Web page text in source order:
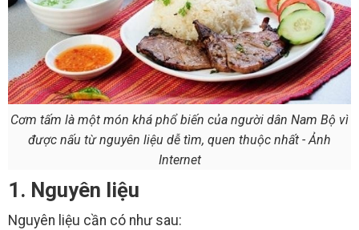
Cơm tấm là một món khá phổ biến của người dân Nam Bộ vì
được nấu từ nguyên liệu dễ tìm, quen thuộc nhất - Ảnh
Internet
1. Nguyên liệu
Nguyên liệu cần có như sau: